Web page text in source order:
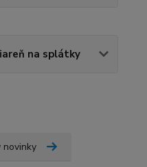
na splátky
novinky